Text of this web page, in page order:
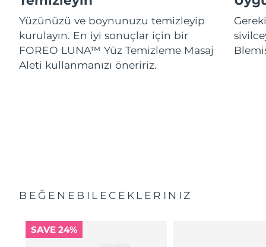
Yüzünüzü ve boynunuzu temizleyip
kurulayın. En iyi sonuçlar için bir
FOREO LUNA™ Yüz Temizleme Masaj
Aleti kullanmanızı öneririz.
BEĞENEBILECEKLERINIZ
SAVE 24%